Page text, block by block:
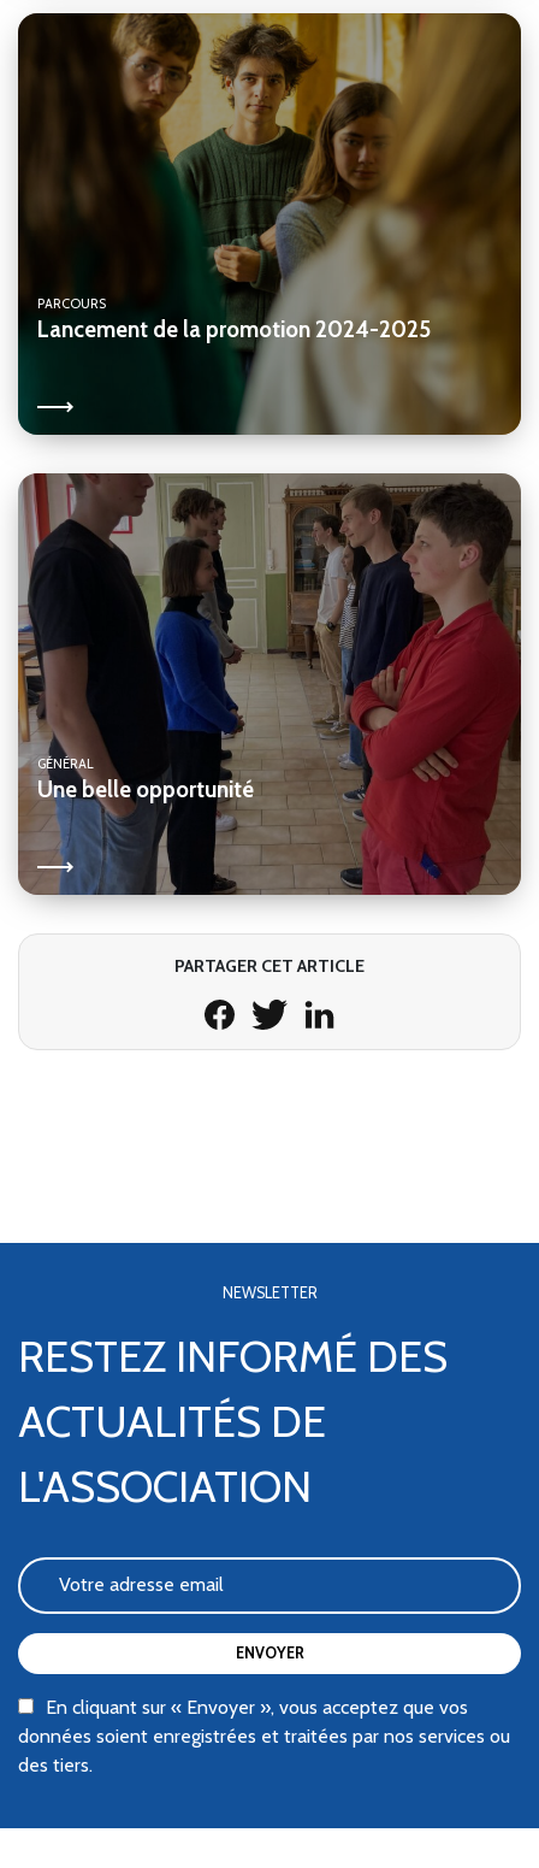
PARCOURS
Lancement de la promotion 2024-2025
GÉNÉRAL
Une belle opportunité
PARTAGER CET ARTICLE
NEWSLETTER
RESTEZ INFORMÉ DES
ACTUALITÉS DE
L'ASSOCIATION
ENVOYER
En cliquant sur « Envoyer », vous acceptez que vos
données soient enregistrées et traitées par nos services ou
des tiers.